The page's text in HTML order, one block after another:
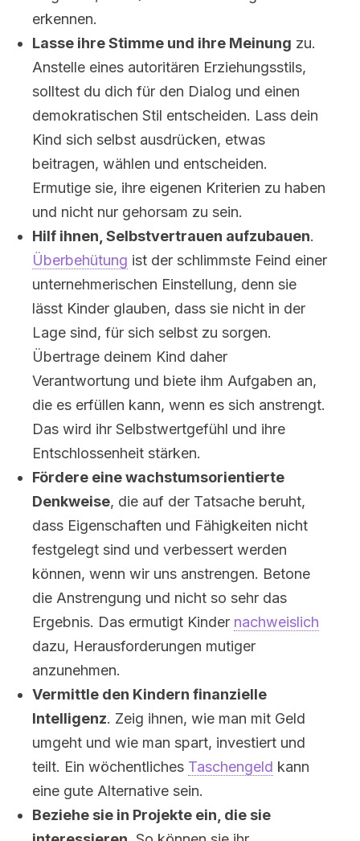
erkennen.
Lasse ihre Stimme und ihre Meinung zu.
Anstelle eines autoritären Erziehungsstils,
solltest du dich für den Dialog und einen
demokratischen Stil entscheiden. Lass dein
Kind sich selbst ausdrücken, etwas
beitragen, wählen und entscheiden.
Ermutige sie, ihre eigenen Kriterien zu haben
und nicht nur gehorsam zu sein.
Hilf ihnen, Selbstvertrauen aufzubauen.
Überbehütung ist der schlimmste Feind einer
unternehmerischen Einstellung, denn sie
lässt Kinder glauben, dass sie nicht in der
Lage sind, für sich selbst zu sorgen.
Übertrage deinem Kind daher
Verantwortung und biete ihm Aufgaben an,
die es erfüllen kann, wenn es sich anstrengt.
Das wird ihr Selbstwertgefühl und ihre
Entschlossenheit stärken.
Fördere eine wachstumsorientierte
Denkweise, die auf der Tatsache beruht,
dass Eigenschaften und Fähigkeiten nicht
festgelegt sind und verbessert werden
können, wenn wir uns anstrengen. Betone
die Anstrengung und nicht so sehr das
Ergebnis. Das ermutigt Kinder nachweislich
dazu, Herausforderungen mutiger
anzunehmen.
Vermittle den Kindern finanzielle
Intelligenz. Zeig ihnen, wie man mit Geld
umgeht und wie man spart, investiert und
teilt. Ein wöchentliches Taschengeld kann
eine gute Alternative sein.
Beziehe sie in Projekte ein, die sie